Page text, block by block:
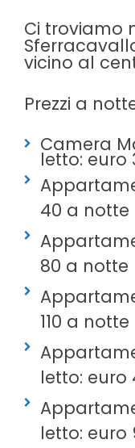
Ci troviamo
vicino al
Prezzi a
Camera
letto: euro
40 a notte
80 a notte
110 a notte
letto: euro
letto: euro